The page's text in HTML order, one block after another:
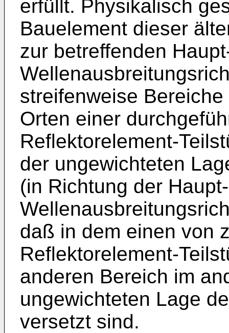
erfüllt. Physikalisch
Bauelement dieser
zur betreffenden
streifenweise
Orten einer
Reflektorelement-
der ungewichteten
(in Richtung der Haupt-
daß in dem einen von
Reflektorelement-
anderen Bereich im
ungewichteten Lage
versetzt sind.